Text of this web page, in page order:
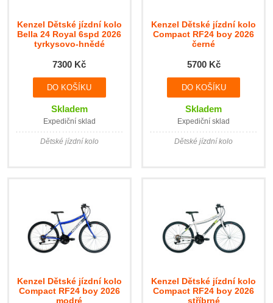
Kenzel Dětské jízdní kolo
Bella 24 Royal 6spd 2026
tyrkysovo-hnědé
7300 Kč
Skladem
Expediční sklad
Dětské jízdní kolo
Kenzel Dětské jízdní kolo
Compact RF24 boy 2026
černé
5700 Kč
Skladem
Expediční sklad
Dětské jízdní kolo
Kenzel Dětské jízdní kolo
Compact RF24 boy 2026
modré
Kenzel Dětské jízdní kolo
Compact RF24 boy 2026
stříbrné